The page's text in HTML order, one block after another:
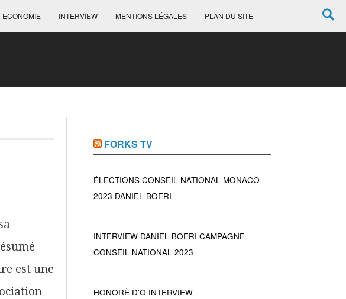
ECONOMIE INTERVIEW MENTIONS LÉGALES PLAN DU SITE
est une
FORKS TV
ÉLECTIONS CONSEIL NATIONAL MONACO
2023 DANIEL BOERI
INTERVIEW DANIEL BOERI CAMPAGNE
CONSEIL NATIONAL 2023
HONORÈ D’O INTERVIEW